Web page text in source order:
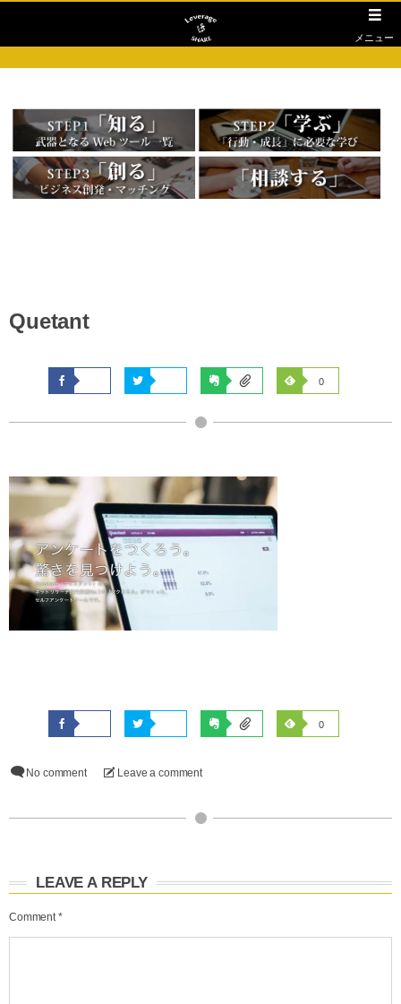
Quetant
0
0
No comment Leave a comment
LEAVE A REPLY
Comment *
メニュー